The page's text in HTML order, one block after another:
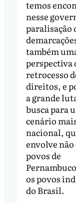
temos
nesse
paralisação
também
perspectiva
retrocesso
direitos, e
a grande
busca para
cenário
nacional,
envolve não
povos de
os povos
do Brasil.